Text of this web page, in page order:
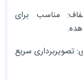
مناسب برای
تصویربرداری سریع